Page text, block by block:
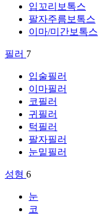
입꼬리보톡스
팔자주름보톡스
이마/미간보톡스
필러 7
입술필러
이마필러
코필러
귀필러
턱필러
팔자필러
눈밑필러
성형 6
눈
코